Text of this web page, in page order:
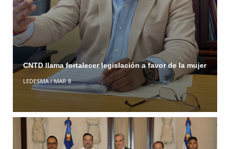
CNTD llama fortalecer legislación a favor de la mujer
LEDESMA/MAR 8